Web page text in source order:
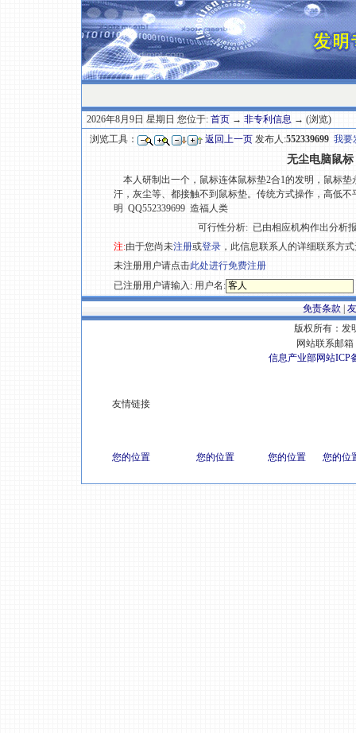
2026年8月9日 星期日 您位于: 首页 → 非专利信息 → (浏览)
浏览工具：
返回上一页 发布人:552339699 我要
无尘电脑鼠标
本人研制出一个，鼠标连体鼠标垫2合1的发明，鼠标
汗，灰尘等、都接触不到鼠标垫。传统方式操作，高低
明 QQ552339699 造福人类
可行性分析: 已由相应机构作出分析
注:由于您尚未注册或登录 ，此信息联系人的详细联系方
未注册用户请点击此处进行免费注册
已注册用户请输入: 用户名:
免责条款
版权所有：发
网站联系邮箱
信息产业部网站ICP
友情链接
您的位置 您的位置 您的位置 您的位